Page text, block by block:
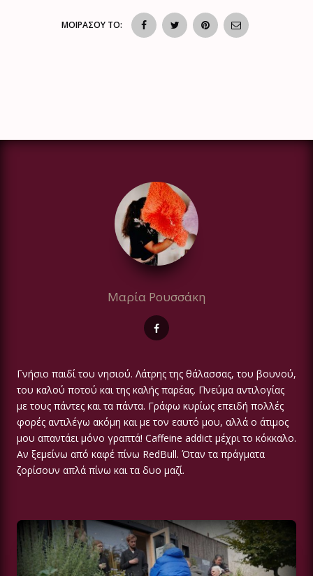
ΜΟΙΡΑΣΟΥ ΤΟ:
Μαρία Ρουσσάκη
Γνήσιο παιδί του νησιού. Λάτρης της θάλασσας, του βουνού,
του καλού ποτού και της καλής παρέας. Πνεύμα αντιλογίας
με τους πάντες και τα πάντα. Γράφω κυρίως επειδή πολλές
φορές αντιλέγω ακόμη και με τον εαυτό μου, αλλά ο άτιμος
μου απαντάει μόνο γραπτά! Caffeine addict μέχρι το κόκκαλο.
Αν ξεμείνω από καφέ πίνω RedBull. Όταν τα πράγματα
ζορίσουν απλά πίνω και τα δυο μαζί.